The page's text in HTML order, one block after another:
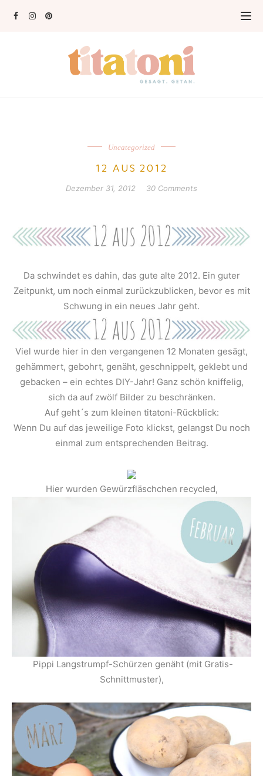
Uncategorized
12 AUS 2012
Dezember 31, 2012 30 Comments
Da schwindet es dahin, das gute alte 2012. Ein guter
Zeitpunkt, um noch einmal zurückzublicken, bevor es mit
Schwung in ein neues Jahr geht.
Viel wurde hier in den vergangenen 12 Monaten gesägt,
gehämmert, gebohrt, genäht, geschnippelt, geklebt und
gebacken – ein echtes DIY-Jahr! Ganz schön kniffelig,
sich da auf zwölf Bilder zu beschränken.
Auf geht´s zum kleinen titatoni-Rückblick:
Wenn Du auf das jeweilige Foto klickst, gelangst Du noch
einmal zum entsprechenden Beitrag.
Hier wurden Gewürzfläschchen recycled,
Pippi Langstrumpf-Schürzen genäht (mit Gratis-
Schnittmuster),